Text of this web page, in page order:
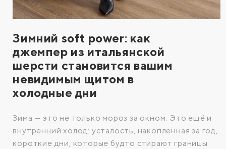
Зимний soft power: как
джемпер из итальянской
шерсти становится вашим
невидимым щитом в
холодные дни
Зима — это не только мороз за окном. Это ещё и
внутренний холод: усталость, накопленная за год,
короткие дни, которые будто стирают границы